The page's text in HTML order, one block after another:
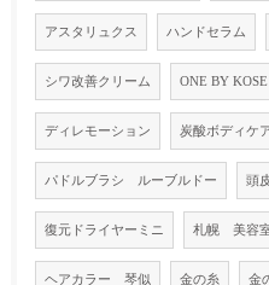
アスタリュクス ハンドセラム
シワ改善クリーム ONE BY KOSE
ディレモーション 炭酸ボディケ
パドルブラシ ルーブルドー 頭
復元ドライヤーミニ 札幌 美容
ヘアカラー 琴似 金の糸 金